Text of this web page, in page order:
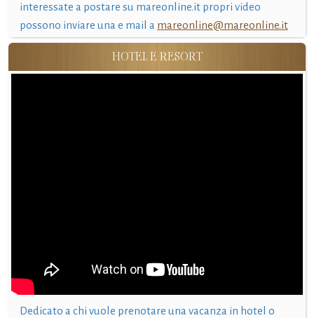
interessate a postare su mareonline.it propri video
possono inviare una e mail a mareonline@mareonline.it
HOTEL E RESORT
Dedicato a chi vuole prenotare una vacanza in hotel o